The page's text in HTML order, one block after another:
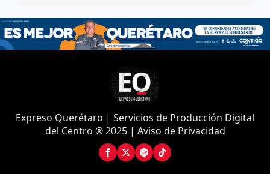
Expreso Querétaro | Servicios de Producción Digital
del Centro ® 2025 | Aviso de Privacidad